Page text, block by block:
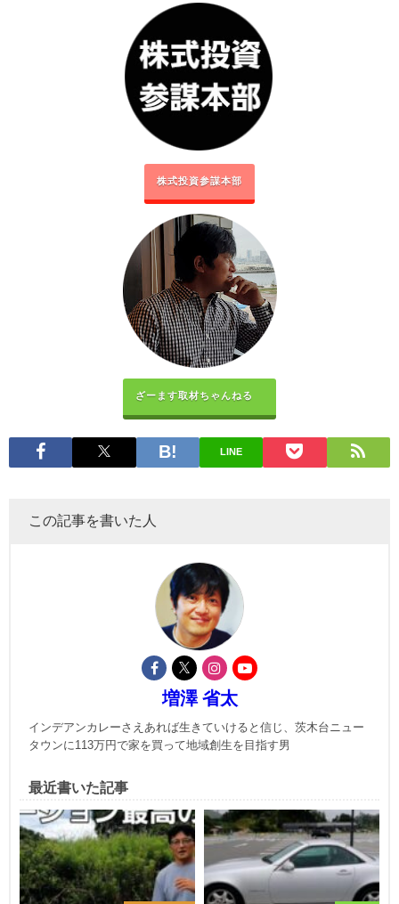
株式投資参謀本部
ざーます取材ちゃんねる
LINE
この記事を書いた人
増澤 省太
インデアンカレーさえあれば生きていけると信じ、茨木台ニュー
タウンに113万円で家を買って地域創生を目指す男
最近書いた記事